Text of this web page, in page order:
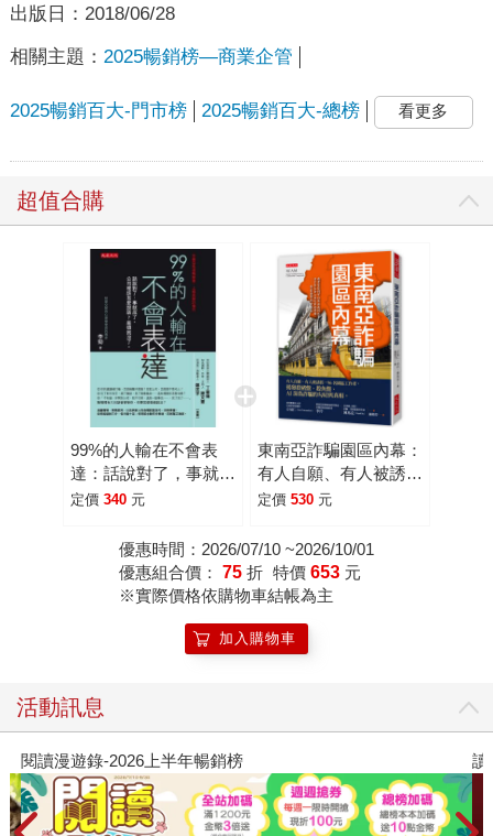
出版日： 2018/06/28
相關主題： 2025暢銷榜—商業企管
2025暢銷百大-門市榜 2025暢銷百大-總榜 看更多
超值合購
99%的人輸在不會表
達：話說對了，事就成
了。公司裡該怎麼說
定價 340 元
東南亞詐騙園區內幕：
有人自願、有人被誘
拐，96名園區工作
盤、AI深偽詐騙的勾結
與真相。
定價 530 元
優惠時間：2026/07/10 ~2026/10/01
優惠組合價： 75 折 特價 653 元
※實際價格依購物車結帳為主
加入購物車
活動訊息
讀懂全球首富極限思維